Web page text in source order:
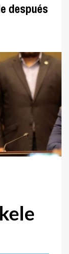
después